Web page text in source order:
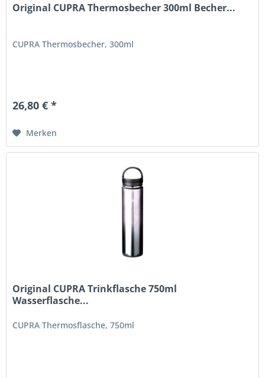
Original CUPRA Thermosbecher 300ml Becher...
CUPRA Thermosbecher, 300ml
26,80 € *
Merken
Original CUPRA Trinkflasche 750ml
Wasserflasche...
CUPRA Thermosflasche, 750ml